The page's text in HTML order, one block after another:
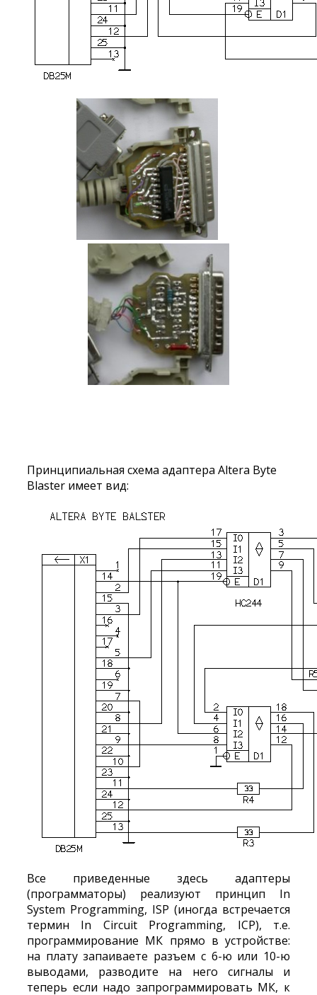
Принципиальная схема адаптера Altera Byte
Blaster имеет вид:
Все приведенные здесь адаптеры
(программаторы) реализуют принцип In
System Programming, ISP (иногда встречается
термин In Circuit Programming, ICP), т.е.
программирование МК прямо в устройстве:
на плату запаиваете разъем с 6-ю или 10-ю
выводами, разводите на него сигналы и
теперь если надо запрограммировать МК, к